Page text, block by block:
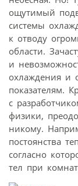
ощутимый
системы
к отводу
области.
и
охлаждения и
показателям.
с
физики,
никому.
постоянства
согласно
тел при